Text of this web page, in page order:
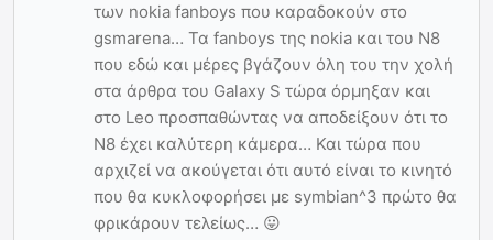
των nokia fanboys που καραδοκούν στο
gsmarena… Τα fanboys της nokia και του Ν8
που εδώ και μέρες βγάζουν όλη του την χολή
στα άρθρα του Galaxy S τώρα όρμηξαν και
στο Leo προσπαθώντας να αποδείξουν ότι το
Ν8 έχει καλύτερη κάμερα… Και τώρα που
αρχιζεί να ακούγεται ότι αυτό είναι το κινητό
που θα κυκλοφορήσει με symbian^3 πρώτο θα
φρικάρουν τελείως… 😛